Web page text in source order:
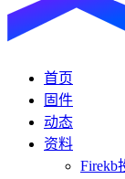
首页
固件
动态
资料
Firekb